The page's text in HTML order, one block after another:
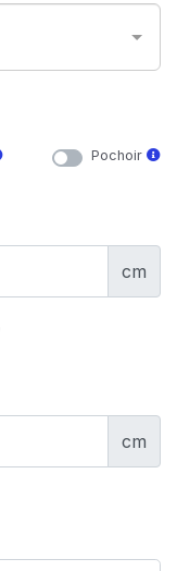
Pochoir
cm
cm